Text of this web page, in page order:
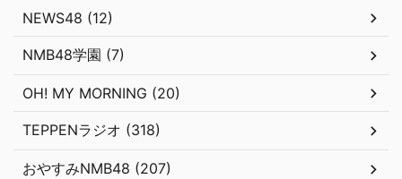
NEWS48 (12)
NMB48学園 (7)
OH! MY MORNING (20)
TEPPENラジオ (318)
おやすみNMB48 (207)